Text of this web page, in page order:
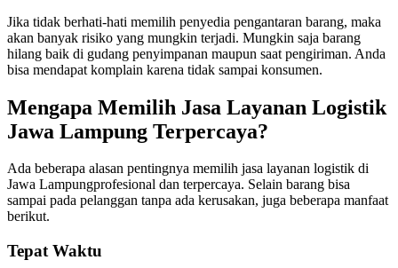
Jika tidak berhati-hati memilih penyedia pengantaran barang, maka
akan banyak risiko yang mungkin terjadi. Mungkin saja barang
hilang baik di gudang penyimpanan maupun saat pengiriman. Anda
bisa mendapat komplain karena tidak sampai konsumen.
Mengapa Memilih Jasa Layanan Logistik
Jawa Lampung Terpercaya?
Ada beberapa alasan pentingnya memilih jasa layanan logistik di
Jawa Lampungprofesional dan terpercaya. Selain barang bisa
sampai pada pelanggan tanpa ada kerusakan, juga beberapa manfaat
berikut.
Tepat Waktu